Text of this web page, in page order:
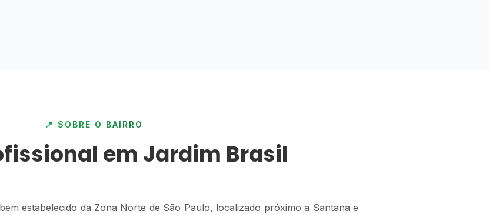
📍 SOBRE O BAIRRO
em Jardim Brasil
estabelecido da Zona Norte de São Paulo, localizado próximo a Santana e